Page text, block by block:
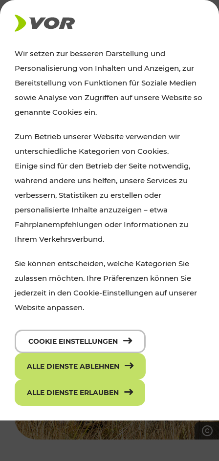
AKTUELLES
Ausflugstipps
Wien, Niederösterreich und das Burgenland
Wanderungen, Kultur und Gastronomie,
Radtouren oder purer Naturgenuss – viele
Attraktionen sind mit den Ticket- und Fahrplan-
Angeboten des VOR gut und schnell erreichbar.
Wir setzen zur besseren Darstellung und
Personalisierung von Inhalten und Anzeigen, zur
Bereitstellung von Funktionen für Soziale Medien
sowie Analyse von Zugriffen auf unsere Website so
genannte Cookies ein.
Zum Betrieb unserer Website verwenden wir
unterschiedliche Kategorien von Cookies.
Einige sind für den Betrieb der Seite notwendig,
während andere uns helfen, unsere Services zu
verbessern, Statistiken zu erstellen oder
personalisierte Inhalte anzuzeigen – etwa
Fahrplanempfehlungen oder Informationen zu
Ihrem Verkehrsverbund.
Sie können entscheiden, welche Kategorien Sie
zulassen möchten. Ihre Präferenzen können Sie
jederzeit in den Cookie-Einstellungen auf unserer
Website anpassen.
COOKIE EINSTELLUNGEN
ALLE DIENSTE ABLEHNEN
ALLE DIENSTE ERLAUBEN